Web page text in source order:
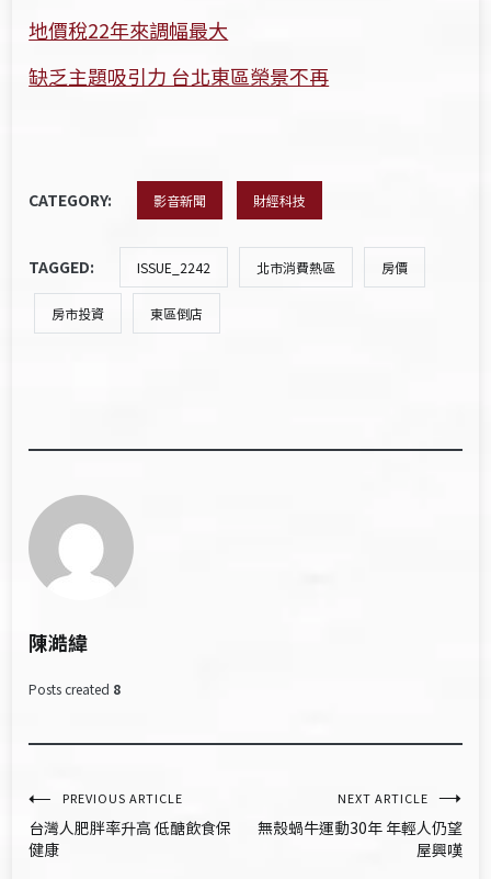
地價稅22年來調幅最大
缺乏主題吸引力 台北東區榮景不再
CATEGORY: 影音新聞 財經科技
TAGGED: ISSUE_2242 北市消費熱區 房價
房市投資 東區倒店
陳澔緯
Posts created 8
文
章
PREVIOUS ARTICLE
台灣人肥胖率升高 低醣飲食保
健康
NEXT ARTICLE
無殼蝸牛運動30年 年輕人仍望
屋興嘆